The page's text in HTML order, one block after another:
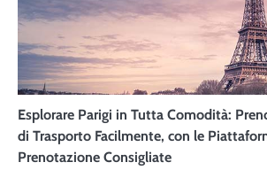
Esplorare Parigi in Tutta Comodità:
di Trasporto Facilmente, con le
Prenotazione Consigliate